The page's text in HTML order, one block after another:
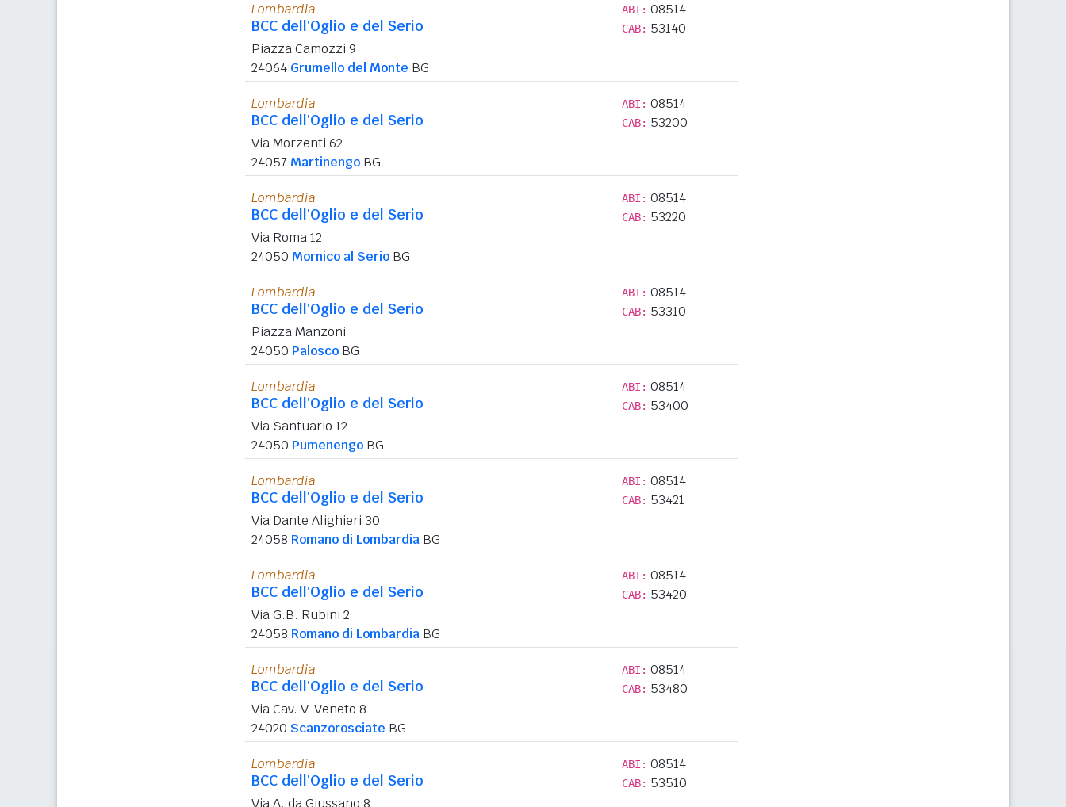
Lombardia
BCC dell'Oglio e del Serio
Piazza Camozzi 9
24064 Grumello del Monte BG
ABI: 08514
CAB: 53140
Lombardia
BCC dell'Oglio e del Serio
Via Morzenti 62
24057 Martinengo BG
ABI: 08514
CAB: 53200
Lombardia
BCC dell'Oglio e del Serio
Via Roma 12
24050 Mornico al Serio BG
ABI: 08514
CAB: 53220
Lombardia
BCC dell'Oglio e del Serio
Piazza Manzoni
24050 Palosco BG
ABI: 08514
CAB: 53310
Lombardia
BCC dell'Oglio e del Serio
Via Santuario 12
24050 Pumenengo BG
ABI: 08514
CAB: 53400
Lombardia
BCC dell'Oglio e del Serio
Via Dante Alighieri 30
24058 Romano di Lombardia BG
ABI: 08514
CAB: 53421
Lombardia
BCC dell'Oglio e del Serio
Via G.B. Rubini 2
24058 Romano di Lombardia BG
ABI: 08514
CAB: 53420
Lombardia
BCC dell'Oglio e del Serio
Via Cav. V. Veneto 8
24020 Scanzorosciate BG
ABI: 08514
CAB: 53480
Lombardia
BCC dell'Oglio e del Serio
Via A. da Giussano 8
ABI: 08514
CAB: 53510